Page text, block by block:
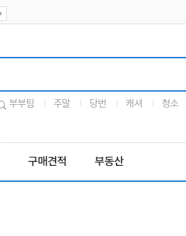
부부팀 주말 당번 캐셔 청소
구매견적 부동산